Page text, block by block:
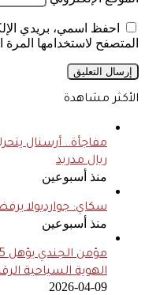
احفظ اسمي، بريدي
المتصفح لاستخدامها المرة
الأكثر مشاهدة
مفاجأة.. أرسنال
ريال مدريد
منذ أسبوعين
سكاي: جوارديولا
منذ أسبوعين
الهوية السياحية
2026-04-09